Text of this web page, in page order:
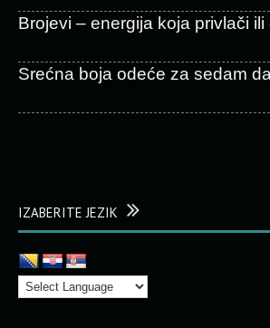
Brojevi – energija koja privlači ili
Srećna boja odeće za sedam
IZABERITE JEZIK